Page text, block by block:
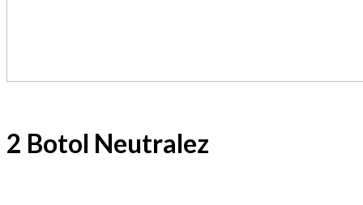
2 Botol Neutralez